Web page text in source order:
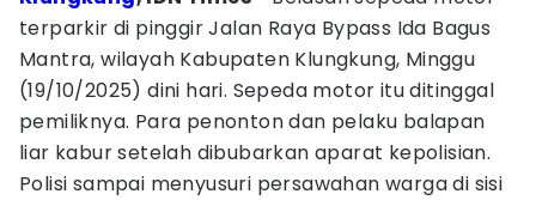
terparkir di pinggir Jalan Raya Bypass Ida Bagus
Mantra, wilayah Kabupaten Klungkung, Minggu
(19/10/2025) dini hari. Sepeda motor itu ditinggal
pemiliknya. Para penonton dan pelaku balapan
liar kabur setelah dibubarkan aparat kepolisian.
Polisi sampai menyusuri persawahan warga di sisi